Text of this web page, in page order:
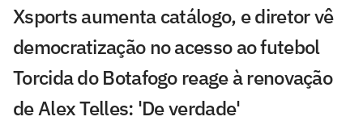
Xsports aumenta catálogo, e diretor vê
democratização no acesso ao futebol
Torcida do Botafogo reage à renovação
de Alex Telles: 'De verdade'